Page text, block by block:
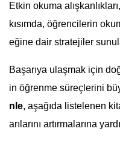
Etkin okuma
kısımda, öğrencilerin
eğine dair stratejiler
Başarıya ulaşmak için
in öğrenme süreçlerini
nle, aşağıda listelenen
arılarını artırmalarına